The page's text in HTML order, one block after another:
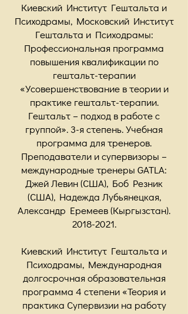
Киевский Институт Гештальта и
Психодрамы, Московский Институт
Гештальта и Психодрамы:
Профессиональная программа
повышения квалификации по
гештальт-терапии
«Усовершенствование в теории и
практике гештальт-терапии.
Гештальт – подход в работе с
группой». 3-я степень. Учебная
программа для тренеров.
Преподаватели и супервизоры –
международные тренеры GATLA:
Джей Левин (США), Боб Резник
(США), Надежда Лубьянецкая,
Александр Еремеев (Кыргызстан).
2018-2021.
Киевский Институт Гештальта и
Психодрамы, Международная
долгосрочная образовательная
программа 4 степени «Теория и
практика Супервизии на работу